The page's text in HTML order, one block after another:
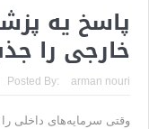
مقامات
تحلیلگر
ایران؛ واکنش
پاسخ یه
خارجی را
Posted By: arman nouri
وقتی سرمایه‌های داخلی